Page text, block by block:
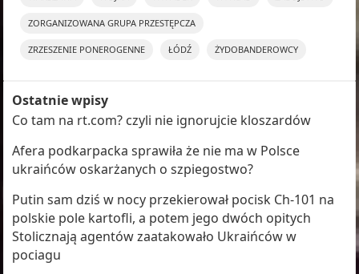
ZORGANIZOWANA GRUPA PRZESTĘPCZA
ZRZESZENIE PONEROGENNE ŁÓDŹ ŻYDOBANDEROWCY
Ostatnie wpisy
Co tam na rt.com? czyli nie ignorujcie kloszardów
Afera podkarpacka sprawiła że nie ma w Polsce
ukraińców oskarżanych o szpiegostwo?
Putin sam dziś w nocy przekierował pocisk Ch-101 na
polskie pole kartofli, a potem jego dwóch opitych
Stolicznają agentów zaatakowało Ukraińców w
pociagu